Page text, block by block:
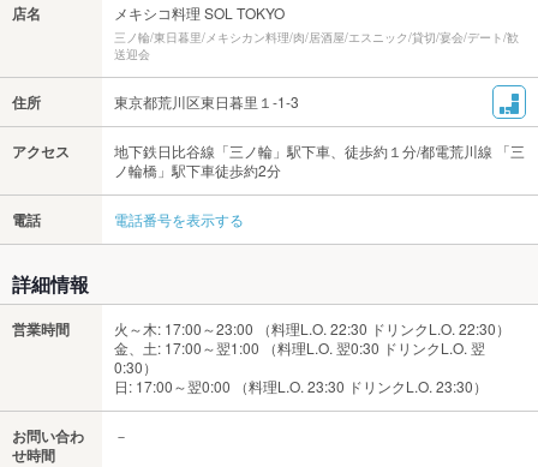
店名 メキシコ料理 SOL TOKYO
三ノ輪/東日暮里/メキシカン料理/肉/居酒屋/エスニック/貸切/宴会/デート/歓
送迎会
住所 東京都荒川区東日暮里１-1-3
アクセス
地下鉄日比谷線「三ノ輪」駅下車、徒歩約１分/都電荒川線 「三
ノ輪橋」駅下車徒歩約2分
電話 電話番号を表示する
詳細情報
営業時間
火～木: 17:00～23:00 （料理L.O. 22:30 ドリンクL.O. 22:30）
金、土: 17:00～翌1:00 （料理L.O. 翌0:30 ドリンクL.O. 翌
0:30）
日: 17:00～翌0:00 （料理L.O. 23:30 ドリンクL.O. 23:30）
お問い合わ
せ時間
－